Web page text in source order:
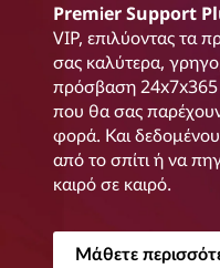
Premier Support
VIP, επιλύοντας τα
σας καλύτερα,
πρόσβαση 24x7x365
που θα σας παρέχουν
φορά. Και δεδομένου
από το σπίτι ή να
καιρό σε καιρό.
Μάθετε